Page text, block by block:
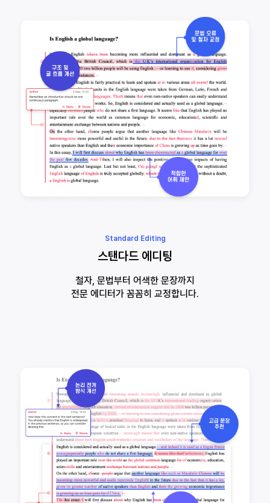
Standard Editing
스탠다드 에디팅
철자, 문법부터 어색한 문장까지
전문 에디터가 꼼꼼히 교정합니다.